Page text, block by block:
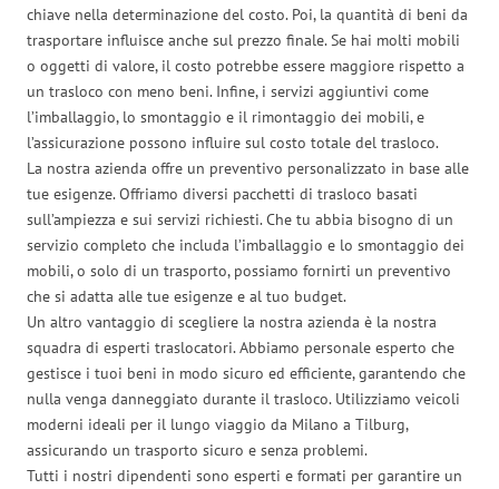
chiave nella determinazione del costo. Poi, la quantità di beni da
trasportare influisce anche sul prezzo finale. Se hai molti mobili
o oggetti di valore, il costo potrebbe essere maggiore rispetto a
un trasloco con meno beni. Infine, i servizi aggiuntivi come
l’imballaggio, lo smontaggio e il rimontaggio dei mobili, e
l’assicurazione possono influire sul costo totale del trasloco.
La nostra azienda offre un preventivo personalizzato in base alle
tue esigenze. Offriamo diversi pacchetti di trasloco basati
sull’ampiezza e sui servizi richiesti. Che tu abbia bisogno di un
servizio completo che includa l’imballaggio e lo smontaggio dei
mobili, o solo di un trasporto, possiamo fornirti un preventivo
che si adatta alle tue esigenze e al tuo budget.
Un altro vantaggio di scegliere la nostra azienda è la nostra
squadra di esperti traslocatori. Abbiamo personale esperto che
gestisce i tuoi beni in modo sicuro ed efficiente, garantendo che
nulla venga danneggiato durante il trasloco. Utilizziamo veicoli
moderni ideali per il lungo viaggio da Milano a Tilburg,
assicurando un trasporto sicuro e senza problemi.
Tutti i nostri dipendenti sono esperti e formati per garantire un